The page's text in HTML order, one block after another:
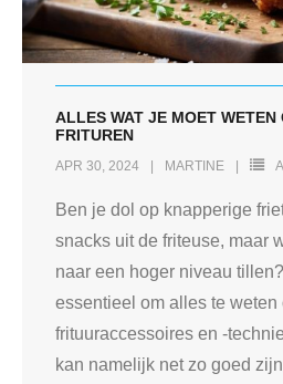
ALLES WAT JE MOET WETEN
FRITUREN
APR 30, 2024 MARTINE
Ben je dol op knapperige
snacks uit de friteuse, maar
naar een hoger niveau
essentieel om alles te weten
frituuraccessoires en -
kan namelijk net zo goed